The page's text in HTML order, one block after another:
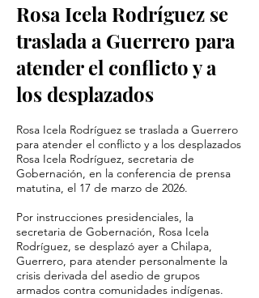
Rosa Icela Rodríguez se
traslada a Guerrero para
atender el conflicto y a
los desplazados
Rosa Icela Rodríguez se traslada a Guerrero
para atender el conflicto y a los desplazados
Rosa Icela Rodríguez, secretaria de
Gobernación, en la conferencia de prensa
matutina, el 17 de marzo de 2026.
Por instrucciones presidenciales, la
secretaria de Gobernación, Rosa Icela
Rodríguez, se desplazó ayer a Chilapa,
Guerrero, para atender personalmente la
crisis derivada del asedio de grupos
armados contra comunidades indígenas.